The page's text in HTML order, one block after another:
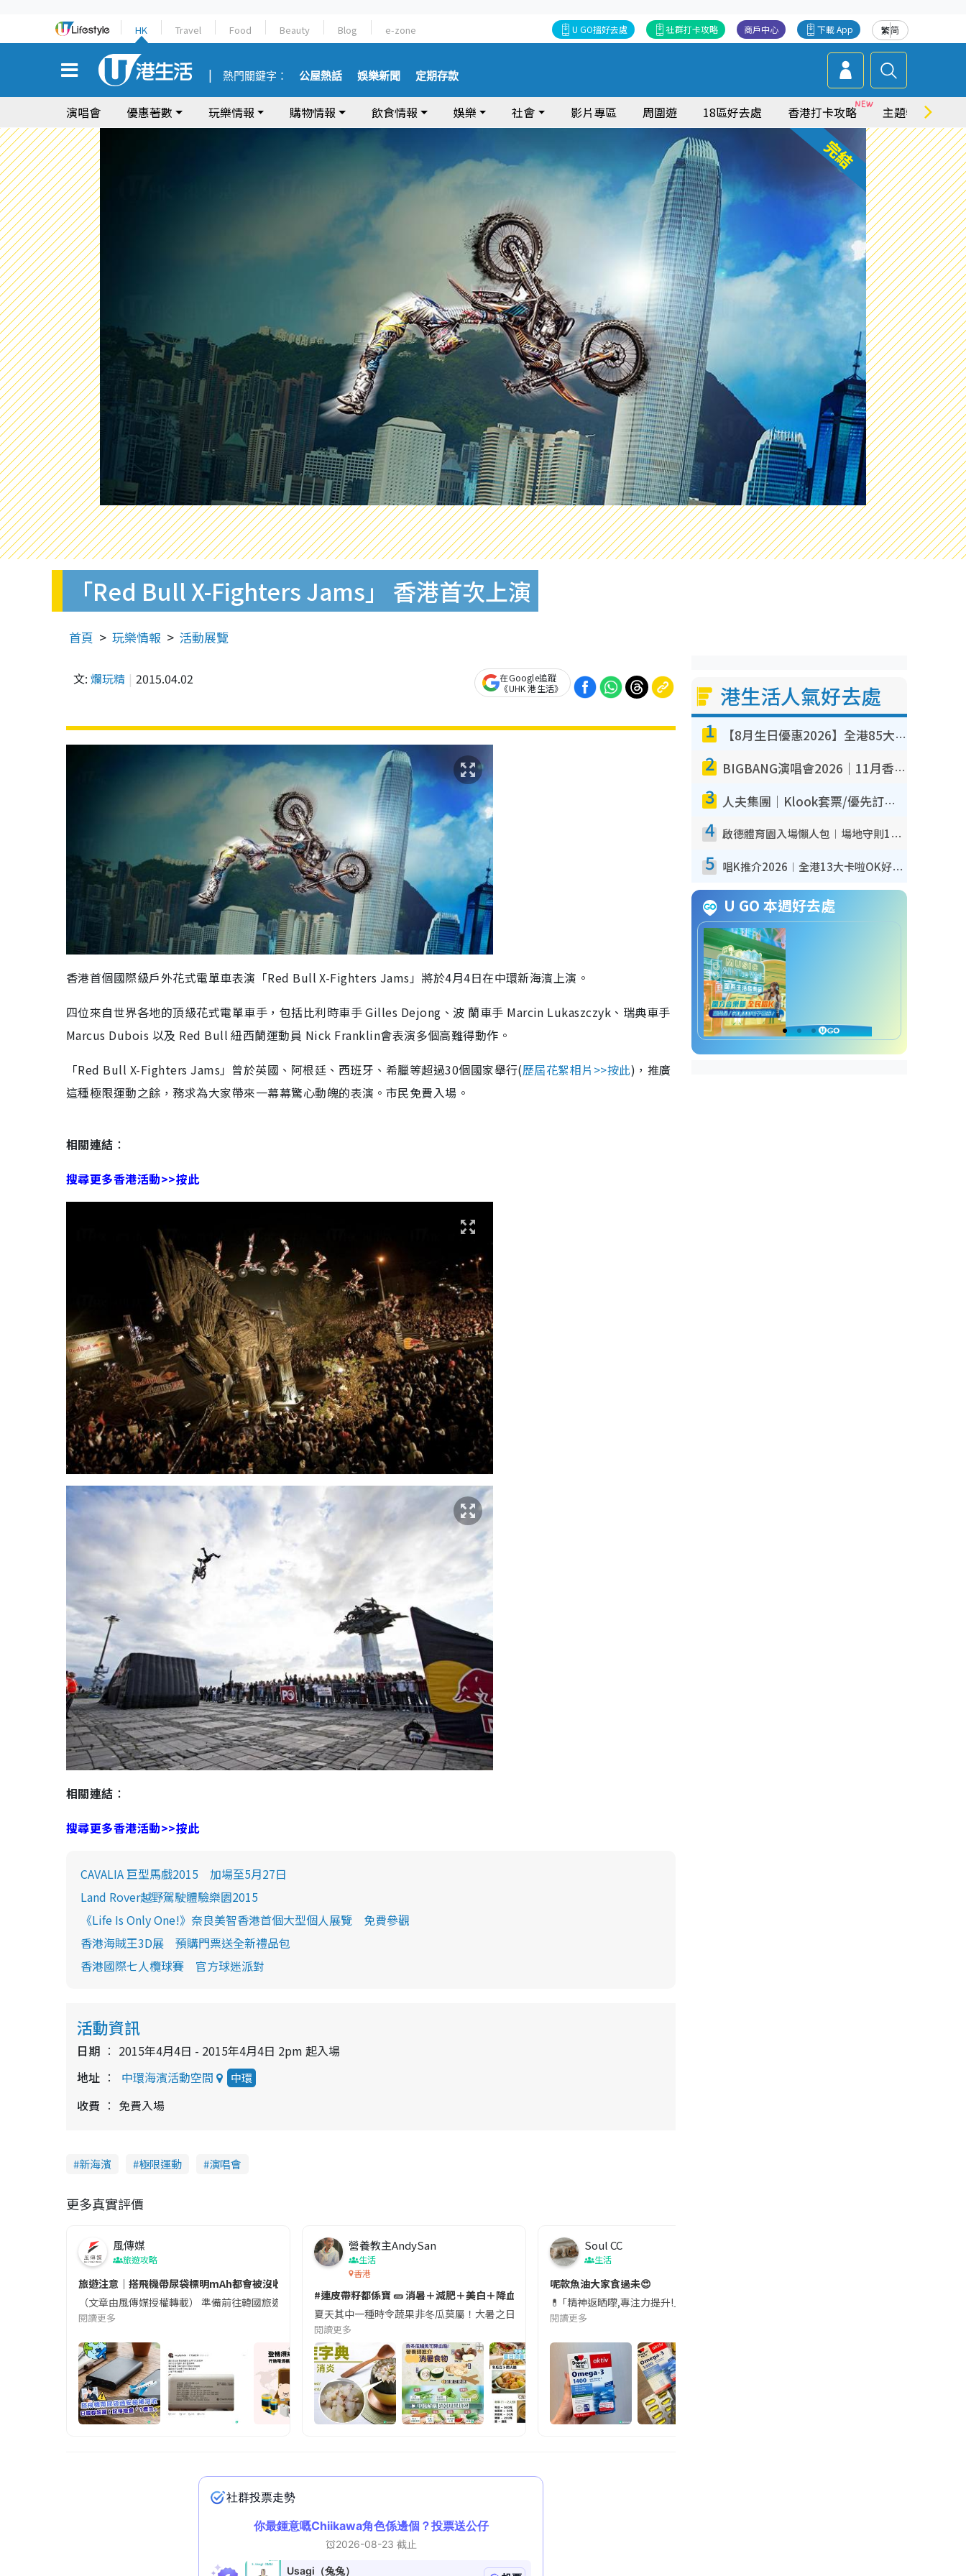
HK Travel Food Beauty Blog e-zone 繁简
下載 App
商戶中心
社群打卡攻略
U GO搵好去處
熱門關鍵字： 公屋熱話 娛樂新聞 定期存款
演唱會 優惠著數 玩樂情報 購物情報 飲食情報 娛樂 社會 影片專區 周圍遊 18區好去處 香港打卡攻略 主題特集
「Red Bull X-Fighters Jams」 香港首次上演
首頁 玩樂情報 活動展覽
文: 爛玩精 2015.04.02
在Google追蹤
《UHK 港生活》
香港首個國際級戶外花式電單車表演「Red Bull X-Fighters Jams」將於4月4日在中環新海濱上演。
四位來自世界各地的頂級花式電單車手，包括比利時車手 Gilles Dejong、波 蘭車手 Marcin Lukaszczyk、瑞典車手
Marcus Dubois 以及 Red Bull 紐西蘭運動員 Nick Franklin會表演多個高難得動作。
「Red Bull X-Fighters Jams」曾於英國、阿根廷、西班牙、希臘等超過30個國家舉行(歷屆花絮相片>>按此)，推廣
這種極限運動之餘，務求為大家帶來一幕幕驚心動魄的表演。市民免費入場。
相關連結 ：
搜尋更多香港活動>>按此
相關連結 ：
搜尋更多香港活動>>按此
CAVALIA 巨型馬戲2015 加場至5月27日
Land Rover越野駕駛體驗樂園2015
《Life Is Only One!》奈良美智香港首個大型個人展覽 免費參觀
香港海賊王3D展 預購門票送全新禮品包
香港國際七人欖球賽 官方球迷派對
活動資訊
日期
2015年4月4日 - 2015年4月4日 2pm 起入場
地址
中環海濱活動空間 中環
收費 免費入場
新海濱 極限運動 演唱會
更多真實評價
風傳媒
旅遊攻略
旅遊注意｜搭飛機帶尿袋標明mAh都會被沒收😱出發前切記檢查「1標示」🚨
（文章由風傳媒授權轉載） 準備前往韓國旅遊的民眾，近期要特別留意隨身行李中的行動電源。一名旅客日前在機場安檢時，明明攜帶的行動電源機身已標示「10000mAh」，卻仍被要求當場
閱讀更多
營養教主AndySan
生活
香港
#連皮帶籽都係寶 🥒 消暑＋減肥＋美白＋降血脂
夏天其中一種時令蔬果非冬瓜莫屬！大暑之日，點都要飲碗冬瓜湯消暑解渴！除了解暑，冬瓜仲有好多鮮為人知嘅好處：減肥、消水腫、降血
閱讀更多
Soul CC
生活
呢款魚油大家食過未😍
💊 ｢精神返晒嚟,專注力提升!｣ 長時間對住電腦､剪片寫稿,成日覺得眼睛乾澀､腦袋好似｢斷
閱讀更多
港生活人氣好去處
1 【8月生日優惠2026】全港85大食買玩著數攻略 自助餐/火鍋放題同行免費＋誠品/DONKI送現金券
2 BIGBANG演唱會2026｜11月香港啟德開3場！實名制VIP申請、優先購票攻略
3 人夫集團｜Klook套票/優先訂票/公開發售搶飛攻略！附票價.購票連結.場地座位表
4 啟德體育園入場懶人包︱場地守則12違禁品不可進場准帶細水樽但全場禁樽蓋！應援牌有限制！
5 唱K推介2026︱全港13大卡啦OK好去處！最平$36起 日文K都有！(附地址+收費詳情)
U GO 本週好去處